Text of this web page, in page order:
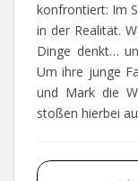
konfrontiert: Im
in der Realität.
Dinge denkt…
Um ihre junge
und Mark die
stoßen hierbei